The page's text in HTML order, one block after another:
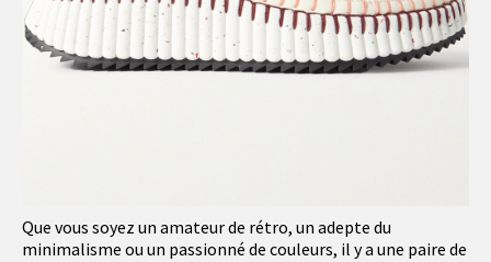
Que vous soyez un amateur de rétro, un adepte du
minimalisme ou un passionné de couleurs, il y a une paire de